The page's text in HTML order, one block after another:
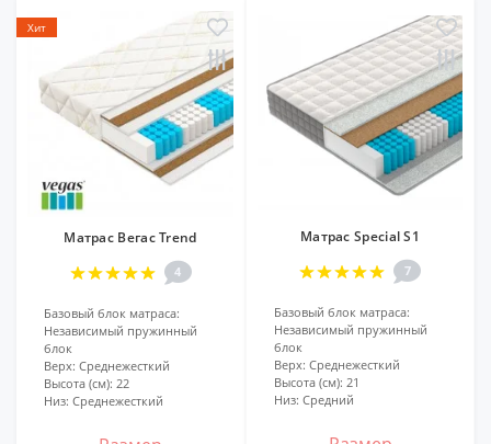
Хит
Матрас Вегас Trend
4
Базовый блок матраса:
Независимый пружинный
блок
Верх: Среднежесткий
Высота (см): 22
Низ: Среднежесткий
Матрас Special S1
7
Базовый блок матраса:
Независимый пружинный
блок
Верх: Среднежесткий
Высота (см): 21
Низ: Средний